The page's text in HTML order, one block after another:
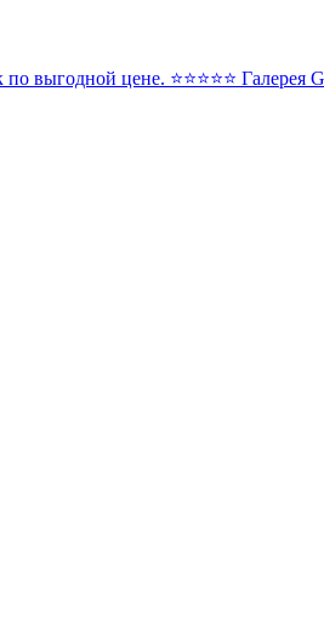
выгодной цене. ⭐️⭐️⭐️⭐️⭐️